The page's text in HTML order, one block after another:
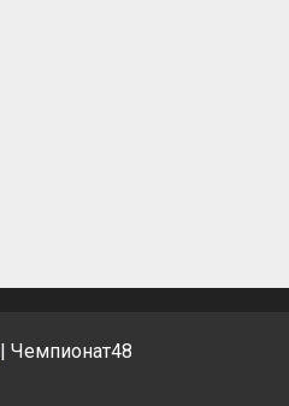
| Чемпионат48